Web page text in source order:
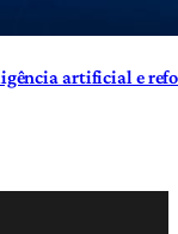
artificial e